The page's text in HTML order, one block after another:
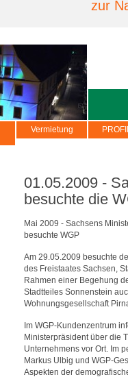
zur
Vermietung
01.05.2009 -
besuchte die
Mai 2009 - Sachsens
besuchte WGP
Am 29.05.2009 besuchte
des Freistaates Sachsen,
Rahmen einer Begehung
Stadtteiles Sonnenstein
Wohnungsgesellschaft
Im WGP-Kundenzentrum
Ministerpräsident über die
Unternehmens vor Ort. Im
Markus Ulbig und WGP-
Aspekten der